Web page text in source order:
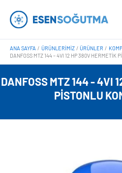
atla
ANA SAYFA ÜRÜNLERIMIZ ÜRÜNLER
DANFOSS MTZ 144 – 4VI 12 HP 380V HERMETIK
DANFOSS MTZ 144 - 4VI
PISTONLU